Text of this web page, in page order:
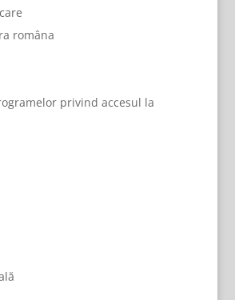
româna
privind accesul la